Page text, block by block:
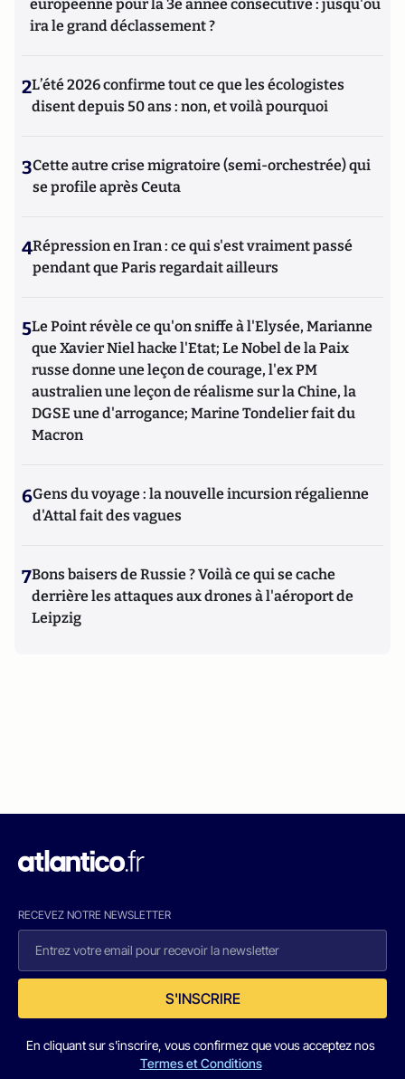
européenne pour la 3e année consécutive : jusqu'où
ira le grand déclassement ?
2L’été 2026 confirme tout ce que les écologistes
disent depuis 50 ans : non, et voilà pourquoi
3Cette autre crise migratoire (semi-orchestrée) qui
se profile après Ceuta
4Répression en Iran : ce qui s'est vraiment passé
pendant que Paris regardait ailleurs
5Le Point révèle ce qu'on sniffe à l'Elysée, Marianne
que Xavier Niel hacke l'Etat; Le Nobel de la Paix
russe donne une leçon de courage, l'ex PM
australien une leçon de réalisme sur la Chine, la
DGSE une d'arrogance; Marine Tondelier fait du
Macron
6Gens du voyage : la nouvelle incursion régalienne
d'Attal fait des vagues
7Bons baisers de Russie ? Voilà ce qui se cache
derrière les attaques aux drones à l'aéroport de
Leipzig
RECEVEZ NOTRE NEWSLETTER
S'INSCRIRE
En cliquant sur s'inscrire, vous confirmez que vous acceptez nos
Termes et Conditions